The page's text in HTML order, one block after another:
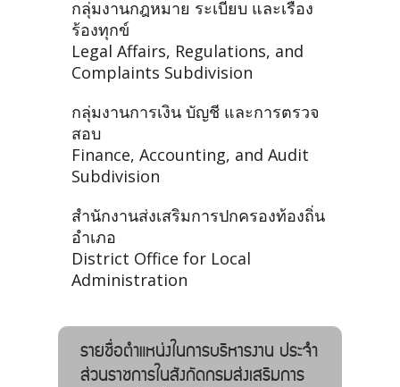
กลุ่มงานกฎหมาย ระเบียบ และเรื่อง
ร้องทุกข์
Legal Affairs, Regulations, and
Complaints Subdivision
กลุ่มงานการเงิน บัญชี และการตรวจ
สอบ
Finance, Accounting, and Audit
Subdivision
สำนักงานส่งเสริมการปกครองท้องถิ่น
อำเภอ
District Office for Local
Administration
รายชื่อตำแหน่งในการบริหารงาน ประจำ
ส่วนราชการในสังกัดกรมส่งเสริมการ